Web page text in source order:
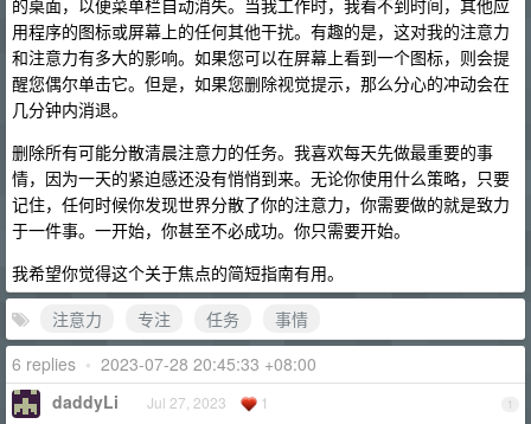
用程序的图标或屏幕上的任何其他干扰。有趣的是，这对我的注意力
和注意力有多大的影响。如果您可以在屏幕上看到一个图标，则会提
醒您偶尔单击它。但是，如果您删除视觉提示，那么分心的冲动会在
几分钟内消退。
删除所有可能分散清晨注意力的任务。我喜欢每天先做最重要的事
情，因为一天的紧迫感还没有悄悄到来。无论你使用什么策略，只要
记住，任何时候你发现世界分散了你的注意力，你需要做的就是致力
于一件事。一开始，你甚至不必成功。你只需要开始。
我希望你觉得这个关于焦点的简短指南有用。
注意力
专注 任务
事情
6 replies • 2023-07-28 20:45:33 +08:00
1
daddyLi Jul 27, 2023 1